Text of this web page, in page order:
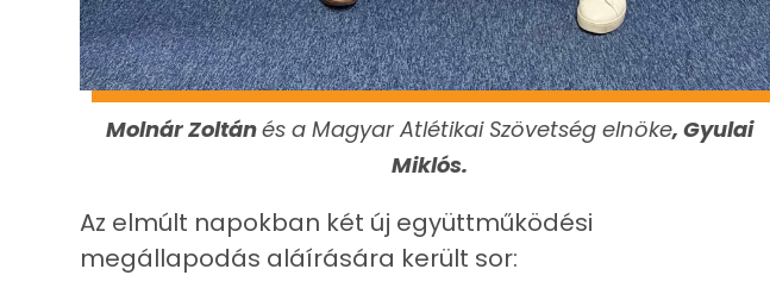
Molnár Zoltánés a Magyar Atlétikai Szövetség elnöke, Gyulai
Miklós.
Az elmúlt napokban két új együttműködési
megállapodás aláírására került sor: